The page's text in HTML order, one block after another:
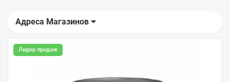
Адреса Магазинов
Лидер продаж